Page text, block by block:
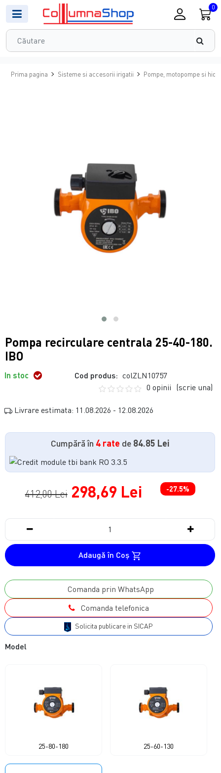
0
Prima pagina Sisteme si accesorii irigatii Pompe, motopompe si
Pompa recirculare centrala 25-40-180.
IBO
In stoc Cod produs: colZLN10757
0 opinii (scrie una)
Livrare estimata: 11.08.2026 - 12.08.2026
Cumpără în 4 rate de 84.85 Lei
412,00 Lei 298,69 Lei -27.5%
Adaugă în Coş
Comanda prin WhatsApp
Comanda telefonica
Solicita publicare in SICAP
Model
25-80-180 25-60-130